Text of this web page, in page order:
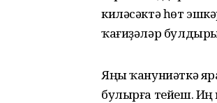
киләсәктә һөт
ҡағиҙәләр
Яңы ҡануниәткә
булырға тейеш. Иң